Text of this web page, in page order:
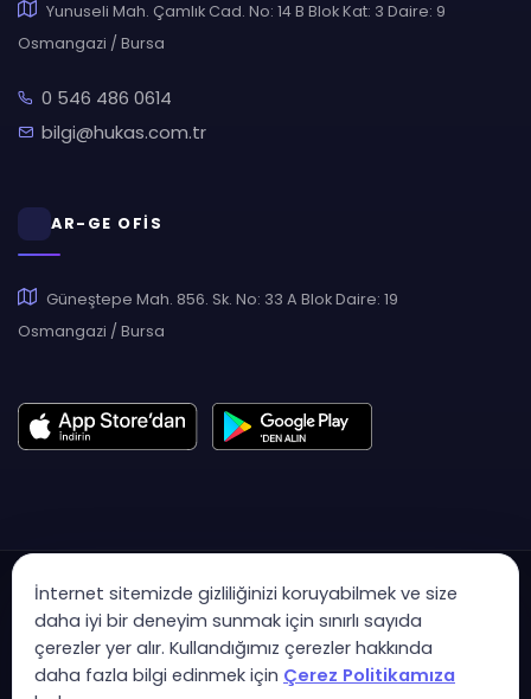
Yunuseli Mah. Çamlık Cad. No: 14 B Blok Kat: 3 Daire: 9
Osmangazi / Bursa
0 546 486 0614
bilgi@hukas.com.tr
AR-GE OFİS
Güneştepe Mah. 856. Sk. No: 33 A Blok Daire: 19
Osmangazi / Bursa
Copyright © 2007 - 2026 Hukas | Hukuk Asistan • Tüm Hakları
Saklıdır
İnternet sitemizde gizliliğinizi koruyabilmek ve size
daha iyi bir deneyim sunmak için sınırlı sayıda
çerezler yer alır. Kullandığımız çerezler hakkında
daha fazla bilgi edinmek için Çerez Politikamıza